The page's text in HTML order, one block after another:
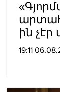
ին չէր
19:11